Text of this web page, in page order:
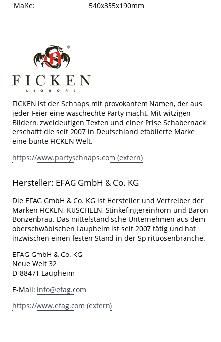
Maße:
540x355x190mm
FICKEN ist der Schnaps mit provokantem Namen, der aus
jeder Feier eine waschechte Party macht. Mit witzigen
Bildern, zweideutigen Texten und einer Prise Schabernack
erschafft die seit 2007 in Deutschland etablierte Marke
eine bunte FICKEN Welt.
https://www.partyschnaps.com (extern)
Hersteller: EFAG GmbH & Co. KG
Die EFAG GmbH & Co. KG ist Hersteller und Vertreiber der
Marken FICKEN, KUSCHELN, Stinkefingereinhorn und Baron
Bonzenbräu. Das mittelständische Unternehmen aus dem
oberschwäbischen Laupheim ist seit 2007 tätig und hat
inzwischen einen festen Stand in der Spirituosenbranche.
EFAG GmbH & Co. KG
Neue Welt 32
D-88471 Laupheim
E-Mail: info@efag.com
https://www.efag.com (extern)